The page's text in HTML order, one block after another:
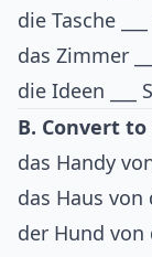
die Tasche
das Zimmer
die Ideen ___
B. Convert
das Handy
das Haus von
der Hund von